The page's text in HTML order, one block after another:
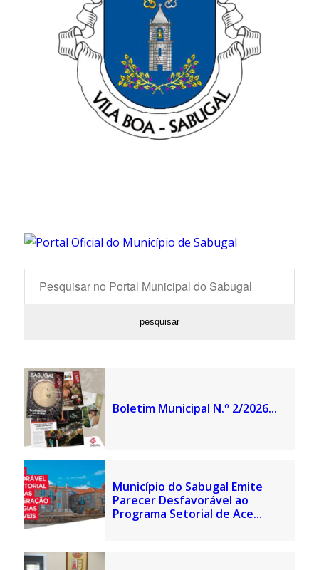
Boletim Municipal N.º 2/2026...
Município do Sabugal Emite
Parecer Desfavorável ao
Programa Setorial de Ace...